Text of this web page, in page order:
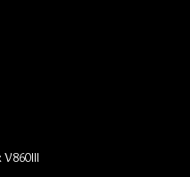
V860III